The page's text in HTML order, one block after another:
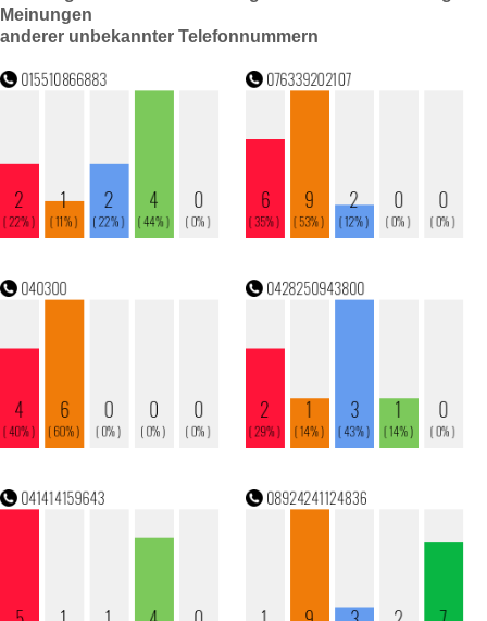
Meinungen
anderer unbekannter Telefonnummern